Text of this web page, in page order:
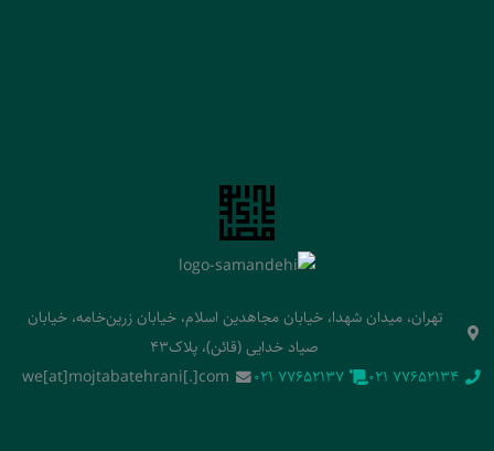
تهران، میدان شهدا، خیابان مجاهدین اسلام، خیابان زرین‌خامه، خیابان
صیاد خدایی (قائن)، پلاک43
‭021 77652134‬
‭021 77652137‬
we[at]mojtabatehrani[.]com